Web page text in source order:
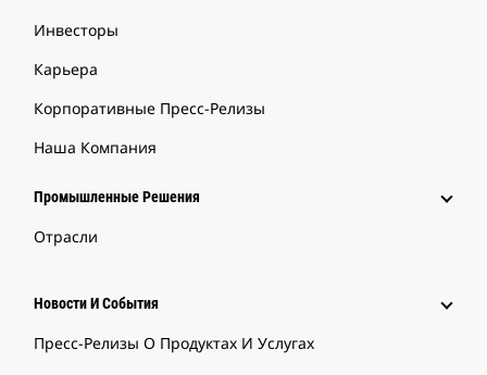
Инвесторы
Карьера
Корпоративные Пресс-Релизы
Наша Компания
Промышленные Решения
Отрасли
Новости И События
Пресс-Релизы О Продуктах И Услугах